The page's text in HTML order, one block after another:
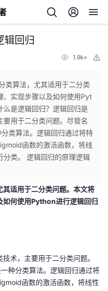
辑回归
1.9k+
类算法，尤其适用于二分类
、实现步骤以及如何使用Pyt
么是逻辑回归？逻辑回归是
用于二分类问题。尽管名
类算法。逻辑回归通过将特
函数的激活函数，将线
分类。 逻辑回归的原理逻辑
适用于二分类问题。本文将
如何使用Python进行逻辑回归
术，主要用于二分类问题。
种分类算法。逻辑回归通过将
函数的激活函数，将线性